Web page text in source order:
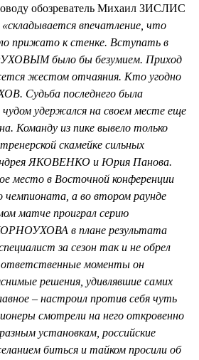
обозреватель Михаил ЗИСЛИС
«складывается впечатление, что
прижато к стенке. Вступать в
было бы безумием. Приход
жестом отчаяния. Кто угодно
Судьба последнего была
удержался на своем месте еще
Команду из пике вывело только
скамейке сильных
ЯКОВЕНКО и Юрия Панова.
место в Восточной конференции
чемпионата, а во втором раунде
матче проиграл серию
в плане результата
за сезон так и не обрел
ответственные моменты он
решения, удивлявшие самих
– настроил против себя чуть
смотрели на него откровенно
установкам, российские
биться и тайком просили об